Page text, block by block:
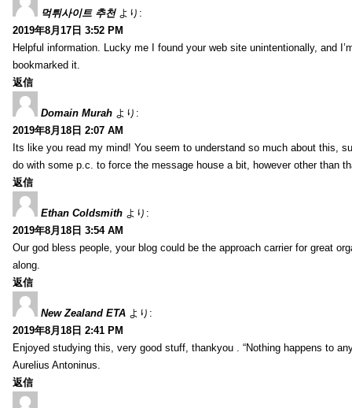
먹튀사이트 추천 より:
2019年8月17日 3:52 PM
Helpful information. Lucky me I found your web site unintentionally, and
bookmarked it.
返信
Domain Murah より:
2019年8月18日 2:07 AM
Its like you read my mind! You seem to understand so much about this,
do with some p.c. to force the message house a bit, however other than
返信
Ethan Coldsmith より:
2019年8月18日 3:54 AM
Our god bless people, your blog could be the approach carrier for great
along.
返信
New Zealand ETA より:
2019年8月18日 2:41 PM
Enjoyed studying this, very good stuff, thankyou . “Nothing happens to
Aurelius Antoninus.
返信